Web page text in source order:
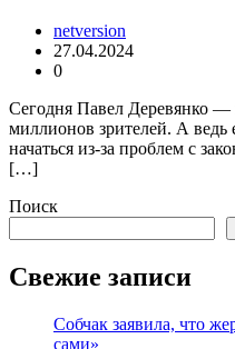
netversion
27.04.2024
0
Сегодня Павел Деревянко —
миллионов зрителей. А ведь
начаться из-за проблем с
[…]
Поиск
Свежие записи
Собчак заявила, что
сами»